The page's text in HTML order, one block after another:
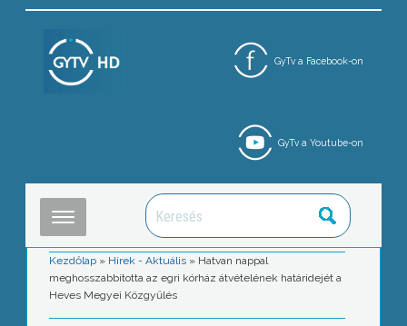
GyTv a Facebook-on
GyTv a Youtube-on
Kezdőlap » Hírek - Aktuális » Hatvan nappal
meghosszabbította az egri kórház átvételének határidejét a
Heves Megyei Közgyűlés